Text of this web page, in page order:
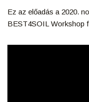
Ez az előadás a 2020.
BEST4SOIL Workshop